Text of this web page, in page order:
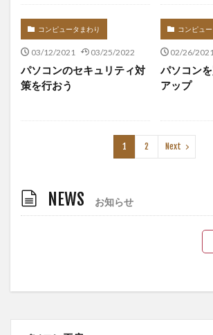
コンピュータまわり
03/12/2021 03/25/2022
パソコンのセキュリティ対
策を行おう
コンピュ
02/26/
パソコン
アップ
1 2 Next
NEWS お知らせ